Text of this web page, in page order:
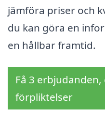
jämföra priser och
du kan göra en
en hållbar framtid.
Få 3
förpliktelser